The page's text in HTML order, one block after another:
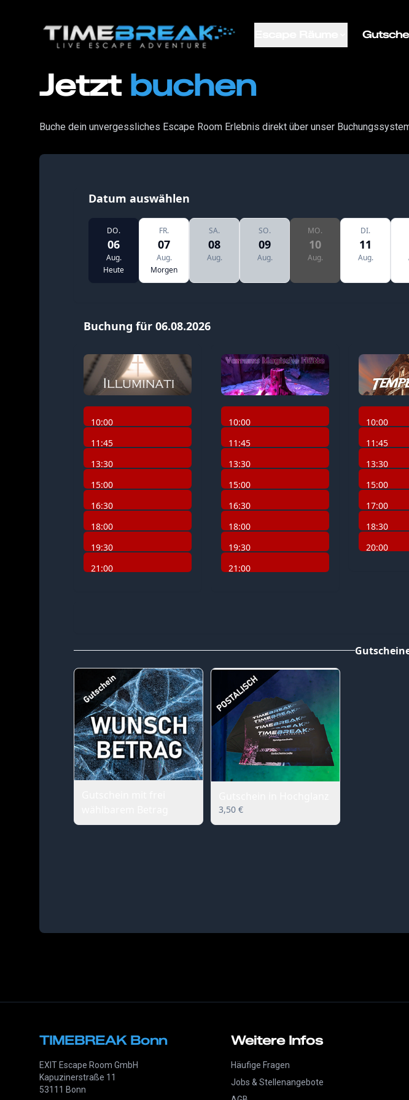
Jetzt buchen
Buche dein unvergessliches Escape Room Erlebnis direkt über unser
TIMEBREAK Bonn
EXIT Escape Room GmbH
Kapuzinerstraße 11
53111 Bonn
Weitere Infos
Häufige Fragen
Jobs & Stellenangebote